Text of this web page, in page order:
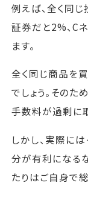
例えば、全く同
証券だと2%、C
ます。
全く同じ商品を
でしょう。その
手数料が過剰に
しかし、実際に
分が有利になる
たりはご自身で